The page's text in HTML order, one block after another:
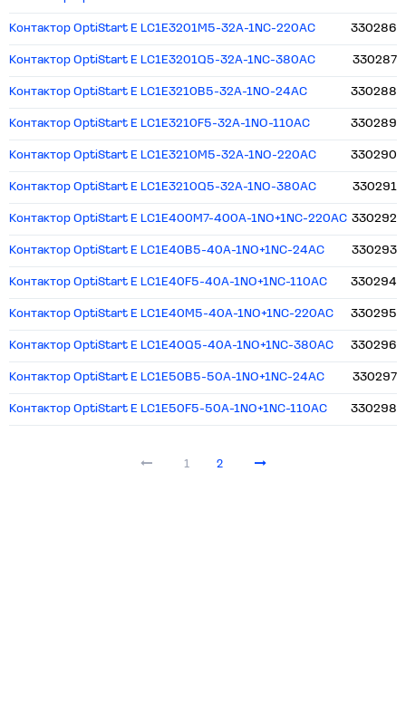
Контактор OptiStart E LC1E3201M5-32A-1NC-220AC 330286
Контактор OptiStart E LC1E3201Q5-32A-1NC-380AC 330287
Контактор OptiStart E LC1E3210B5-32A-1NO-24AC 330288
Контактор OptiStart E LC1E3210F5-32A-1NO-110AC 330289
Контактор OptiStart E LC1E3210M5-32A-1NO-220AC 330290
Контактор OptiStart E LC1E3210Q5-32A-1NO-380AC 330291
Контактор OptiStart E LC1E400M7-400A-1NO+1NC-220AC 330292
Контактор OptiStart E LC1E40B5-40A-1NO+1NC-24AC 330293
Контактор OptiStart E LC1E40F5-40A-1NO+1NC-110AC 330294
Контактор OptiStart E LC1E40M5-40A-1NO+1NC-220AC 330295
Контактор OptiStart E LC1E40Q5-40A-1NO+1NC-380AC 330296
Контактор OptiStart E LC1E50B5-50A-1NO+1NC-24AC 330297
Контактор OptiStart E LC1E50F5-50A-1NO+1NC-110AC 330298
1 2